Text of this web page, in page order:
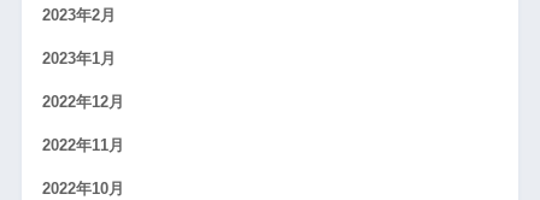
2023年2月
2023年1月
2022年12月
2022年11月
2022年10月